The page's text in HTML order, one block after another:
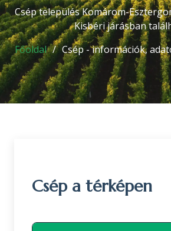
Csép település Komárom-
Kisbéri járásban
Főoldal
Csép - információk,
Csép a térképen